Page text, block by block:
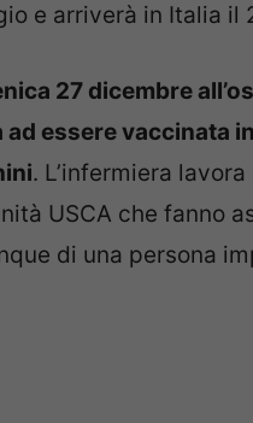
e arriverà in Italia il
27 dicembre
essere vaccinata
. L’infermiera
USCA che fanno
di una persona